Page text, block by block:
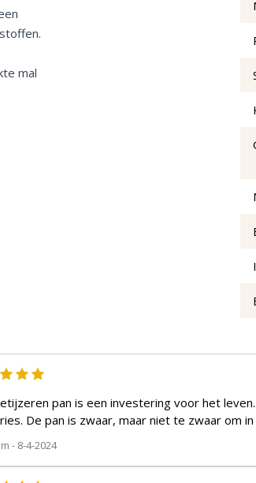
mal
pan is een investering voor het
De pan is zwaar, maar niet te zwaar om
- 8-4-2024